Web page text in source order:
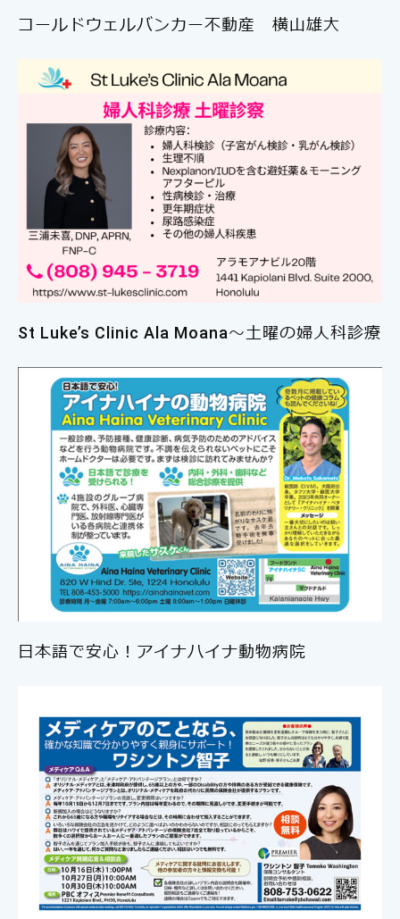
コールドウェルバンカー不動産 横山雄大
St Luke’s Clinic Ala Moana〜土曜の婦人科診療
日本語で安心！アイナハイナ動物病院